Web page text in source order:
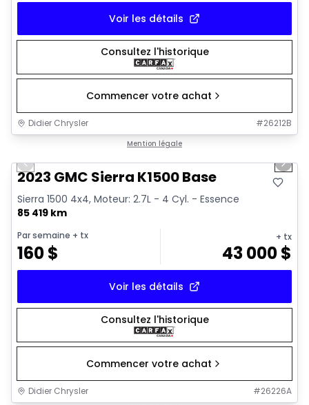
Voir les détails
Consultez l'historique
Commencer votre achat
Didier Chrysler #26212B
Mention légale
Previous slide Next
2023 GMC Sierra K1500 Base
Sierra 1500 4x4, Moteur: 2.7L - 4 Cyl. - Essence
85 419 km
Par semaine + tx
160$
+ tx
43 000$
Voir les détails
Consultez l'historique
Commencer votre achat
Didier Chrysler #26226A